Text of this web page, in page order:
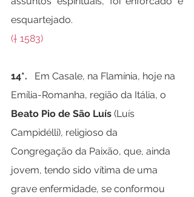
esquartejado.
(† 1583)
14*. Em Casale, na Flamínia, hoje na
Emília-Romanha, região da Itália, o
Beato Pio de São Luís (Luís
Campidélli), religioso da
Congregação da Paixão, que, ainda
jovem, tendo sido vítima de uma
grave enfermidade, se conformou